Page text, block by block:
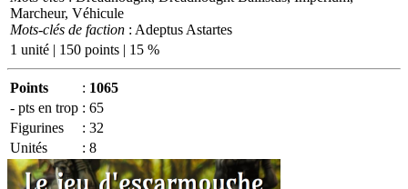
Marcheur, Véhicule
Mots-clés de faction : Adeptus Astartes
1 unité | 150 points | 15 %
Points : 1065
- pts en trop : 65
Figurines
: 32
Unités
: 8